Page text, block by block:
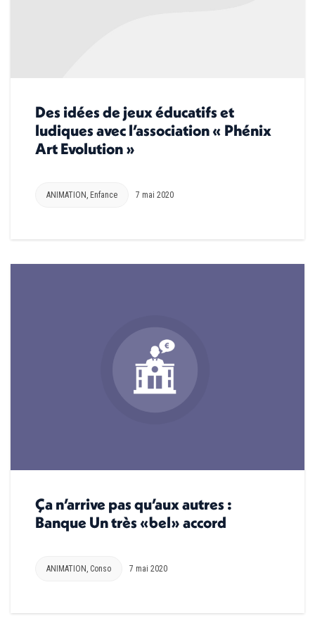
Des idées de jeux éducatifs et
ludiques avec l’association « Phénix
Art Evolution »
ANIMATION , Enfance 7 mai 2020
Ça n’arrive pas qu’aux autres :
Banque Un très «bel» accord
ANIMATION Conso 7 mai 2020